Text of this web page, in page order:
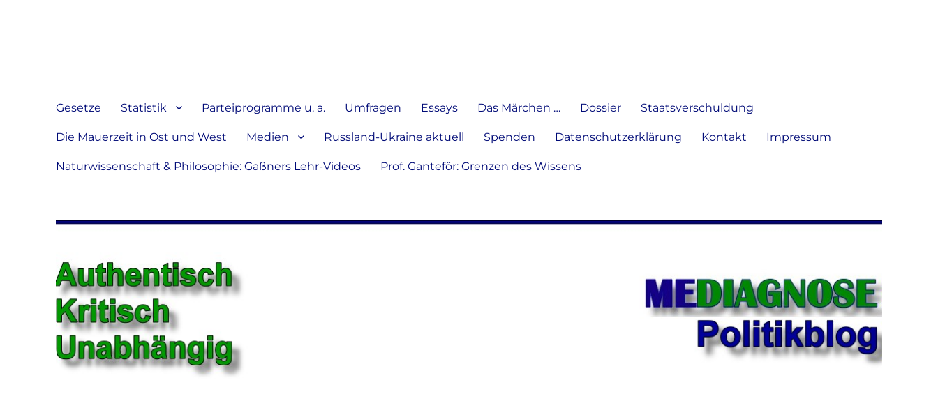
verbreiten
Gesetze Statistik Parteiprogramme u. a. Umfragen Essays Das Märchen … Dossier Staatsverschuldung
Die Mauerzeit in Ost und West Medien Russland-Ukraine aktuell Spenden Datenschutzerklärung Kontakt Impressum
Naturwissenschaft & Philosophie: Gaßners Lehr-Videos Prof. Ganteför: Grenzen des Wissens